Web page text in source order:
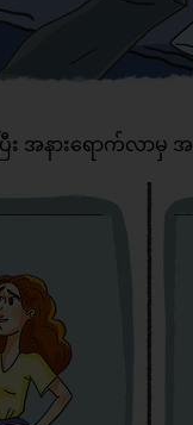
း အနားရောက်လာမှ